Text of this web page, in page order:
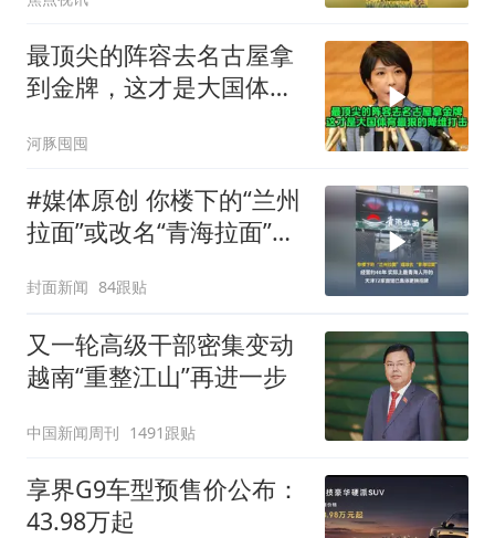
最顶尖的阵容去名古屋拿
到金牌，这才是大国体育
河豚囤囤
#媒体原创 你楼下的“兰州
拉面”或改名“青海拉面”，
海人开的，天津72家面馆
已集体更换招牌
封面新闻 84跟贴
又一轮高级干部密集变动
越南“重整江山”再进一步
中国新闻周刊 1491跟贴
享界G9车型预售价公布：
43.98万起